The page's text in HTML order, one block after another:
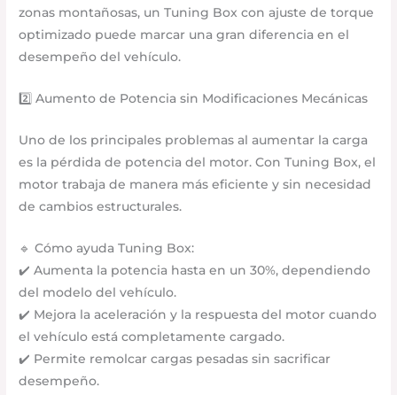
zonas montañosas, un Tuning Box con ajuste de torque
optimizado puede marcar una gran diferencia en el
desempeño del vehículo.
2️⃣ Aumento de Potencia sin Modificaciones Mecánicas
Uno de los principales problemas al aumentar la carga
es la pérdida de potencia del motor. Con Tuning Box, el
motor trabaja de manera más eficiente y sin necesidad
de cambios estructurales.
🔹 Cómo ayuda Tuning Box:
✔️ Aumenta la potencia hasta en un 30%, dependiendo
del modelo del vehículo.
✔️ Mejora la aceleración y la respuesta del motor cuando
el vehículo está completamente cargado.
✔️ Permite remolcar cargas pesadas sin sacrificar
desempeño.